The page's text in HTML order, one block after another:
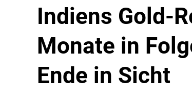
Indiens Gold-
Monate in
Ende in Sicht